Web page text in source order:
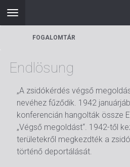
Toggle
navigation
FOGALOMTÁR
Endlösung
„A zsidókérdés végső
nevéhez fűződik. 1942
konferencián hangolták össze
„Végső megoldást“. 1942-től
területekről megkezdték a
történő deportálását.